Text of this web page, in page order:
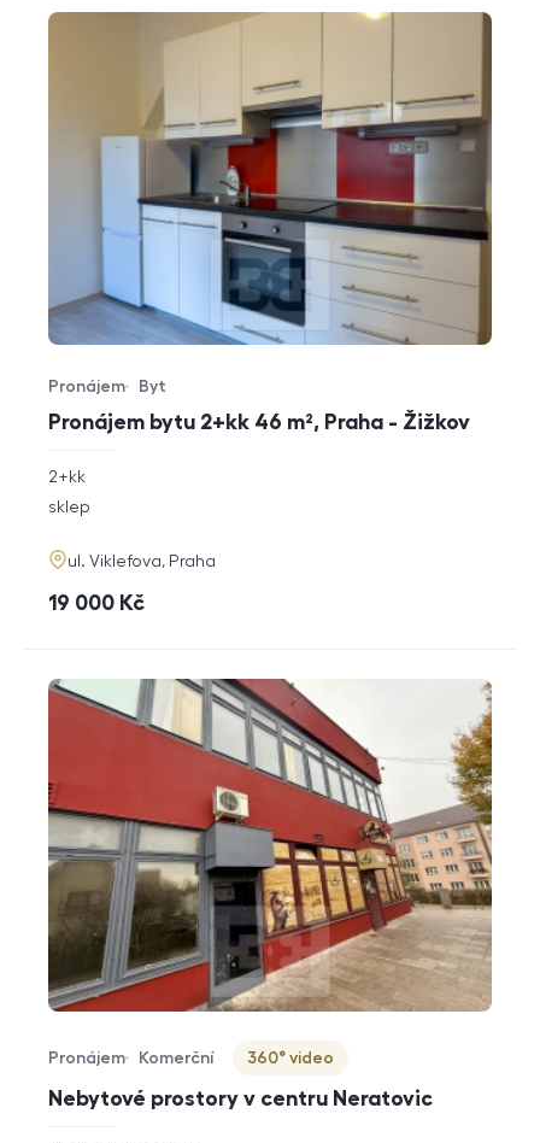
Pronájem bytu 2+kk 46 m², Praha - Žižkov
Typ nabídky
Pronájem
Typ nemovitosti
Byt
rozměry
2+kk
funkce
sklep
adresa
ul. Viklefova, Praha
cena
19 000 Kč
Nebytové prostory v centru Neratovic
Typ nabídky
Pronájem
Typ nemovitosti
Komerční
Virtuální prohlídka
360° video